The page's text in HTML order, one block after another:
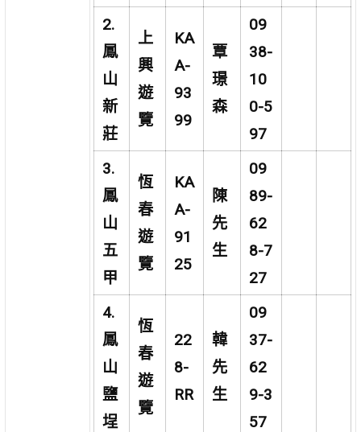
2.
鳳
山
新
莊
上
興
遊
覽
KA
A-
93
99
覃
璟
森
09
38-
10
0-5
97
3.
鳳
山
五
甲
恆
春
遊
覽
KA
A-
91
25
陳
先
生
09
89-
62
8-7
27
4.
鳳
山
鹽
埕
恆
春
遊
覽
22
8-
RR
韓
先
生
09
37-
62
9-3
57